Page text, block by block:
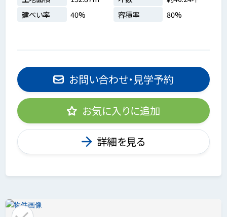
建ぺい率
40% 容積率 80%
お問い合わせ・見学予約
お気に入りに追加
詳細を見る